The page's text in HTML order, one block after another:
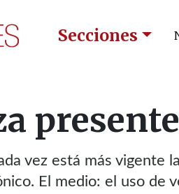
Secciones
vez está más vigente
El medio: el uso de